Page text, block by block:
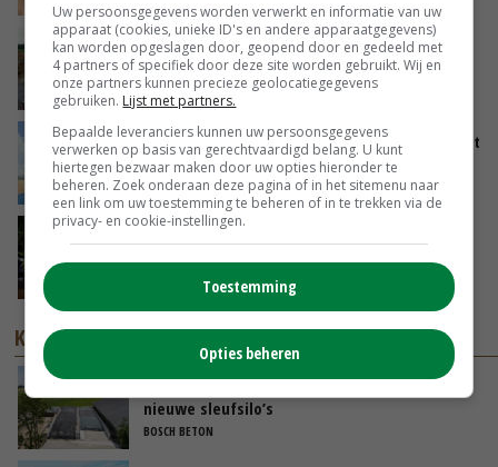
POAH!: Fendt 1042
01-08-2026
Oekraïne-vlogger Kees Huizinga: ‘Tarwe wordt
geperst, koeien hebben stro nodig’
31-07-2026
‘Stikstofbrief hoeft niet van tafel, maar moet
wel worden aangepast’
KENNISPARTNERS
Eerste investering na bedrijfsovername:
nieuwe sleufsilo’s
BOSCH BETON
Uw persoonsgegevens worden verwerkt en informatie van uw
apparaat (cookies, unieke ID's en andere apparaatgegevens)
kan worden opgeslagen door, geopend door en gedeeld met
4 partners of specifiek door deze site worden gebruikt. Wij en
onze partners kunnen precieze geolocatiegegevens
gebruiken. Lijst met partners.
Bepaalde leveranciers kunnen uw persoonsgegevens
verwerken op basis van gerechtvaardigd belang. U kunt
hiertegen bezwaar maken door uw opties hieronder te
beheren. Zoek onderaan deze pagina of in het sitemenu naar
een link om uw toestemming te beheren of in te trekken via de
privacy- en cookie-instellingen.
Toestemming
Opties beheren